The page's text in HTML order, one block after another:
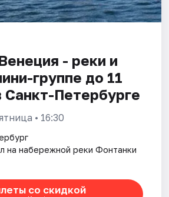
- реки и
группе до 11
Санкт-Петербурге
• 16:30
на набережной реки Фонтанки
со скидкой